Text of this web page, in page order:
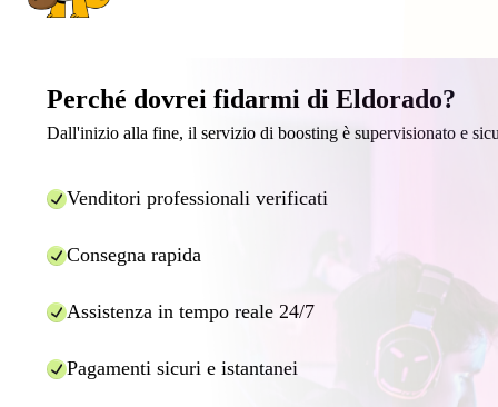
Perché dovrei fidarmi di Eldorado?
Dall'inizio alla fine, il servizio di boosting è supervisionato e
Venditori professionali verificati
Consegna rapida
Assistenza in tempo reale 24/7
Pagamenti sicuri e istantanei